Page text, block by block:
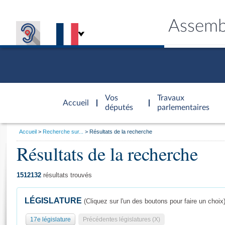
Accueil
d'accueil
Vos
députés
Travaux
parlementaires
Général
Vous
Accueil Recherche sur... Résultats de la recherche
Résultats de la recherche
1512132 résultats trouvés
LÉGISLATURE (Cliquez sur l'un des boutons pour faire un choix)
17e législature Précédentes législatures (X)